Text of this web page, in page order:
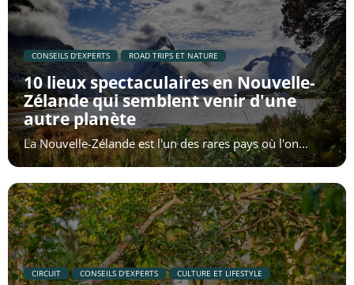
​CONSEILS D'EXPERTS ​ROAD TRIPS ET NATURE
10 lieux spectaculaires en Nouvelle-
Zélande qui semblent venir d'une
autre planète
La Nouvelle-Zélande est l'un des rares pays où l'on...
CIRCUIT ​CONSEILS D'EXPERTS ​CULTURE ET LIFESTYLE